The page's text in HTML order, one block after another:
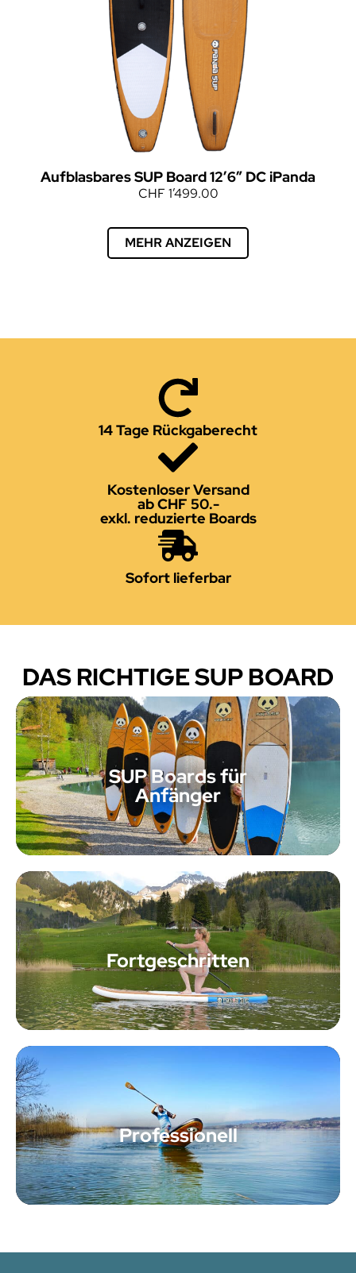
Aufblasbares SUP Board 12’6″ DC iPanda
CHF 1’499.00
MEHR ANZEIGEN
14 Tage Rückgaberecht
Kostenloser Versand
ab CHF 50.-
exkl. reduzierte Boards
Sofort lieferbar
DAS RICHTIGE SUP BOARD
SUP Boards für
Anfänger
Fortgeschritten
Professionell